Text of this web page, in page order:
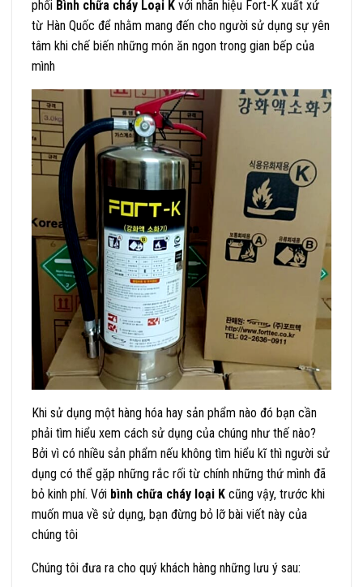
phối Bình chữa cháy Loại K với nhãn hiệu Fort-K xuất xứ
từ Hàn Quốc để nhằm mang đến cho người sử dụng sự yên
tâm khi chế biến những món ăn ngon trong gian bếp của
mình
Khi sử dụng một hàng hóa hay sản phẩm nào đó bạn cần
phải tìm hiểu xem cách sử dụng của chúng như thế nào?
Bởi vì có nhiều sản phẩm nếu không tìm hiểu kĩ thì người sử
dụng có thể gặp những rắc rối từ chính những thứ mình đã
bỏ kinh phí. Với bình chữa cháy loại K cũng vậy, trước khi
muốn mua về sử dụng, bạn đừng bỏ lỡ bài viết này của
chúng tôi
Chúng tôi đưa ra cho quý khách hàng những lưu ý sau: